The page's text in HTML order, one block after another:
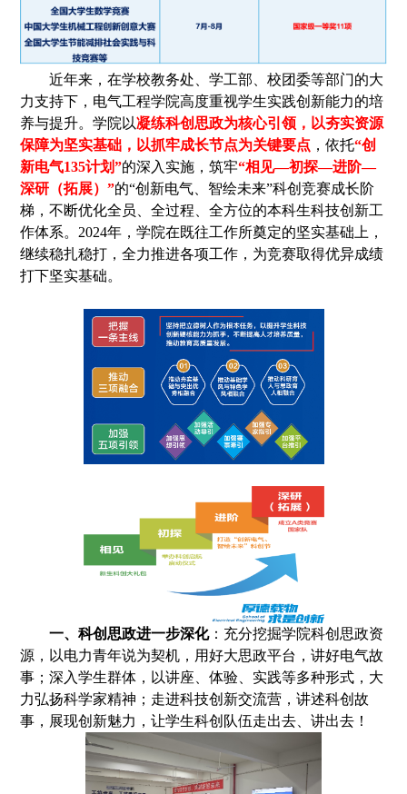
近年来，在学校教务处、学工部、校团委等部门的大
力支持下 ， 电气工程学院高度重视学生实践创新能力的培
养与提升。学院 以凝练科创思政为核心引领， 以夯实资源
保障为坚实基础，以抓牢成长节点为关键要点 ，依托“创
新电气135计划”的深入 实施，筑牢“相见—初探—进阶—
深研 （拓展）”的“创新电气、 智绘未来”科创竞赛成长阶
梯，不断优化全员、全过程、全方位的本科生科技创新工
作体系。 2024年，学院在既往工作所奠定的坚实基础上，
继续稳扎稳打，全力推进各项工作 ，为竞赛取得优异成绩
打下坚实基础。
一、科创思政进一步深化： 充分挖掘学院科创思政资
源，以电力青年说为契机，用好大思政平台，讲好电气故
事；深入学生群体，以讲座、体验、实践等多种形式， 大
力弘扬科学家精神 ； 走进科技创新交流营 ，讲述科创故
事，展现创新魅力，让学生科创队伍走出去、讲出去！